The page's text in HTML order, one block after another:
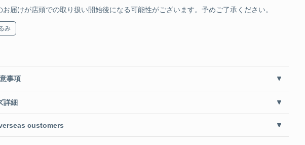
届けが店頭での取り扱い開始後になる可能性がございます。予めご了承ください。
み
事項
詳細
customers